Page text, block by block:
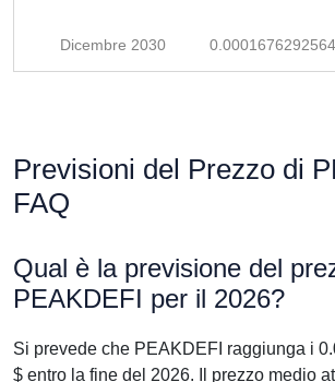
Dicembre 2030
Previsioni del Prezzo di
FAQ
Qual è la previsione del
PEAKDEFI per il 2026?
Si prevede che PEAKDEFI raggiunga i
$ entro la fine del 2026. Il prezzo medio